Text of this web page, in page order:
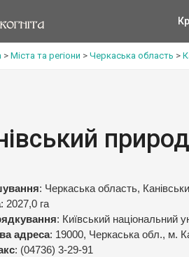
> Міста та регіони > Черкаська область >
: Черкаська область,
: 2027,0 га
: Київський національний
адреса: 19000, Черкаська обл., м.
: (04736) 3-29-91